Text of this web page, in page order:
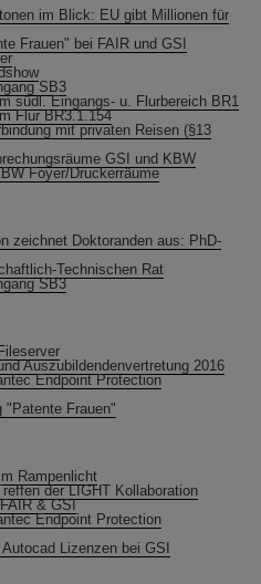
im Blick: EU gibt Millionen für
Frauen" bei FAIR und GSI
SB3
südl. Eingangs- u. Flurbereich BR1
Flur BR3.1.154
mit privaten Reisen (§13
GSI und KBW
Foyer/Druckerräume
zeichnet Doktoranden aus: PhD-
Technischen Rat
SB3
Auszubildendenvertretung 2016
Endpoint Protection
"Patente Frauen"
Rampenlicht
der LIGHT Kollaboration
& GSI
Endpoint Protection
Lizenzen bei GSI